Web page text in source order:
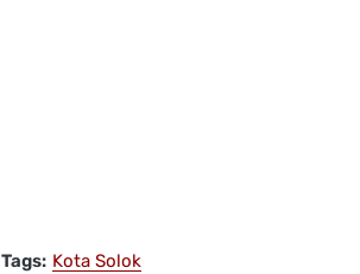
Tags: Kota Solok